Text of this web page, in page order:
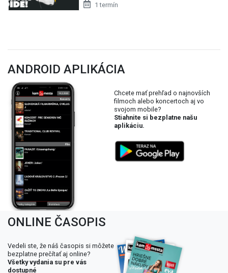
1 termín
ANDROID APLIKÁCIA
Chcete mať prehľad o najnovších
filmoch alebo koncertoch aj vo
svojom mobile?
Stiahnite si bezplatne našu
aplikáciu.
ONLINE ČASOPIS
Vedeli ste, že náš časopis si môžete
bezplatne prečítať aj online?
Všetky vydania su pre vás
dostupné